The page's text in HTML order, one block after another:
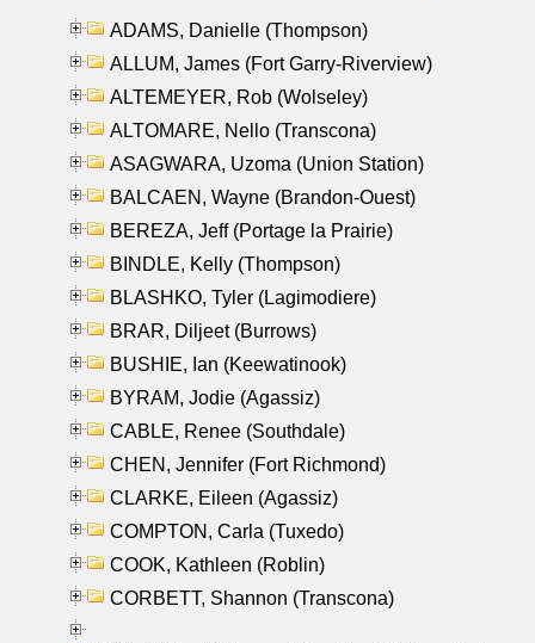
ADAMS, Danielle (Thompson)
ALLUM, James (Fort Garry-Riverview)
ALTEMEYER, Rob (Wolseley)
ALTOMARE, Nello (Transcona)
ASAGWARA, Uzoma (Union Station)
BALCAEN, Wayne (Brandon-Ouest)
BEREZA, Jeff (Portage la Prairie)
BINDLE, Kelly (Thompson)
BLASHKO, Tyler (Lagimodiere)
BRAR, Diljeet (Burrows)
BUSHIE, Ian (Keewatinook)
BYRAM, Jodie (Agassiz)
CABLE, Renee (Southdale)
CHEN, Jennifer (Fort Richmond)
CLARKE, Eileen (Agassiz)
COMPTON, Carla (Tuxedo)
COOK, Kathleen (Roblin)
CORBETT, Shannon (Transcona)